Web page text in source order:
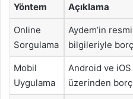
Yöntem Açıklama
Online
Sorgulama
Aydem’in
bilgileriyle
Mobil
Uygulama
Android ve
üzerinden